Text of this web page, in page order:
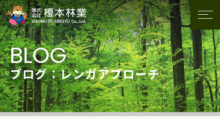
ブログ：レンガアプローチ